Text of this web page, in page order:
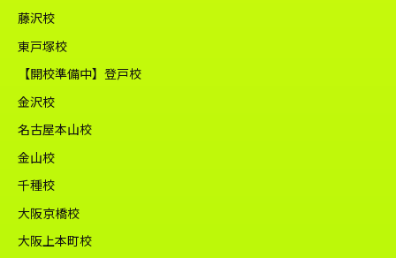
藤沢校
東戸塚校
【開校準備中】登戸校
金沢校
名古屋本山校
金山校
千種校
大阪京橋校
大阪上本町校